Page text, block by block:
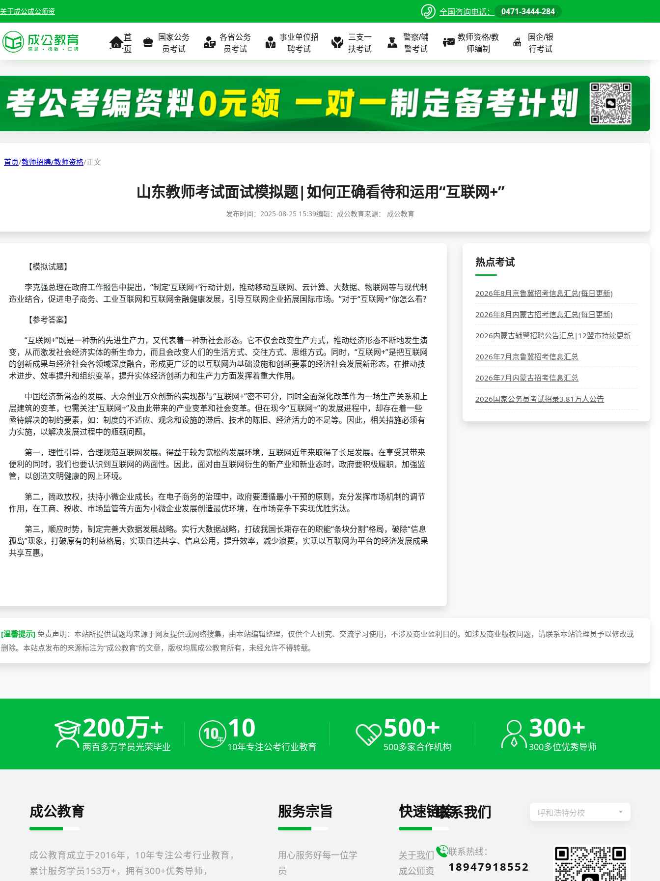
关于成公成公师资 全国咨询电话： 0471-3444-284
首
页
国家公务
员考试
考试公告
职位表
缴费确认
分数线
历年真题
公务员课程
各省公务
员考试
考试公告
职位表
准考证打印
历年真题
全国
北京
内蒙古
公务员课程
事业单位招
聘考试
考试公告
职位表
准考证打印
考试政策
历年真题
全国
北京
内蒙古
事业单位课程
三支一
扶考试
考试公告
职位表
成绩查询
分数线
全国
北京
内蒙古
三支一扶课程
警察/辅
警考试
考试公告
职位表
面试补录
历年真题
全国
北京
内蒙古
警察/辅警课程
教师资格/教
师编制
考试公告
职位表
面试补录
历年真题
全国
北京
内蒙古
教师/资格课程
国企/银
行考试
考试公告
职位表
面试补录
历年真题
全国
北京
内蒙古
国企/银行课程
首页/教师招聘/教师资格/正文
山东教师考试面试模拟题|如何正确看待和运用“互联网+”
发布时间： 2025-08-25 15:39编辑：成公教育来源： 成公教育
【模拟试题】
李克强总理在政府工作报告中提出，“制定‘互联网+’行动计划，推动移动互联网、云计算、大数据、物联网等与现代制
造业结合，促进电子商务、工业互联网和互联网金融健康发展，引导互联网企业拓展国际市场。”对于“互联网+”你怎么看?
【参考答案】
“互联网+”既是一种新的先进生产力，又代表着一种新社会形态。它不仅会改变生产方式，推动经济形态不断地发生演
变，从而激发社会经济实体的新生命力，而且会改变人们的生活方式、交往方式、思维方式。同时，“互联网+”是把互联网
的创新成果与经济社会各领域深度融合，形成更广泛的以互联网为基础设施和创新要素的经济社会发展新形态，在推动技
术进步、效率提升和组织变革，提升实体经济创新力和生产力方面发挥着重大作用。
中国经济新常态的发展、大众创业万众创新的实现都与“互联网+”密不可分，同时全面深化改革作为一场生产关系和上
层建筑的变革，也需关注“互联网+”及由此带来的产业变革和社会变革。但在现今“互联网+”的发展进程中，却存在着一些
亟待解决的制约要素，如：制度的不适应、观念和设施的滞后、技术的陈旧、经济活力的不足等。因此，相关措施必须有
力实施，以解决发展过程中的瓶颈问题。
第一，理性引导，合理规范互联网发展。得益于较为宽松的发展环境，互联网近年来取得了长足发展。在享受其带来
便利的同时，我们也要认识到互联网的两面性。因此，面对由互联网衍生的新产业和新业态时，政府要积极履职，加强监
管，以创造文明健康的网上环境。
第二，简政放权，扶持小微企业成长。在电子商务的治理中，政府要遵循最小干预的原则，充分发挥市场机制的调节
作用，在工商、税收、市场监管等方面为小微企业发展创造最优环境，在市场竞争下实现优胜劣汰。
第三，顺应时势，制定完善大数据发展战略。实行大数据战略，打破我国长期存在的职能“条块分割”格局，破除“信息
孤岛”现象，打破原有的利益格局，实现自选共享、信息公用，提升效率，减少浪费，实现以互联网为平台的经济发展成果
共享互惠。
热点考试
2026年8月京鲁冀招考信息汇总(每日更新)
2026年8月内蒙古招考信息汇总(每日更新)
2026内蒙古辅警招聘公告汇总|12盟市持续更新
2026年7月京鲁冀招考信息汇总
2026年7月内蒙古招考信息汇总
2026国家公务员考试招录3.81万人公告
[温馨提示] 免责声明：本站所提供试题均来源于网友提供或网络搜集，由本站编辑整理，仅供个人研究、交流学习使用，不涉及商业盈利目的。如涉及商业版权问题，请联系本站管理员予以修改或
删除。本站点发布的来源标注为“成公教育”的文章，版权均属成公教育所有，未经允许不得转载。
200万+
两百多万学员光荣毕业
10
10年专注公考行业教育
500+
500多家合作机构
300+
300多位优秀导师
成公教育
成公教育成立于2016年，10年专注公考行业教育，
累计服务学员153万+，拥有300+优秀导师，
服务宗旨
用心服务好每一位学
员
快速链接
关于我们
成公师资
联系我们 呼和浩特分校
联系热线：
18947918552